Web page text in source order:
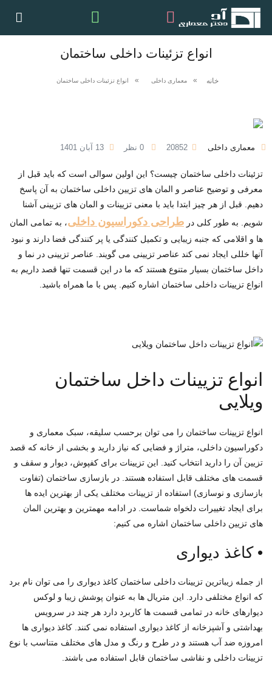
انواع تزئینات داخلی ساختمان
خانه معماری داخلی انواع تزئینات داخلی ساختمان
معماری داخلی 20852 13 آبان 1401
تزئینات داخلی ساختمان چیست؟ این اولین سوالی است که باید قبل از
معرفی و توضیح عناصر و المان های تزیین داخلی ساختمان به آن پاسخ
دهیم. قبل از هر چیز ابتدا باید با معنی تزیینات و المان های تزیینی آشنا
شویم. به طور کلی در طراحی دکوراسیون داخلی، به تمامی المان
ها و اقلامی که جنبه زیبایی و تکمیل کنندگی یا پر کنندگی فضا دارند و نبود
آنها خللی ایجاد نمی کند عناصر تزیینی می گویند. عناصر تزیینی در نما و
داخل ساختمان بسیار متنوع هستند که ما در این قسمت تنها قصد داریم به
انواع تزیینات داخلی ساختمان اشاره کنیم. پس با ما همراه باشید.
انواع تزیینات داخل ساختمان
ویلایی
انواع تزیینات ساختمان را می توان برحسب سلیقه، سبک معماری و
دکوراسیون داخلی، متراژ و فضایی که نیاز دارید و بخشی از خانه که قصد
تزیین آن را دارید انتخاب کنید. این تزیینات برای کفپوش، دیوار و سقف و
قسمت های مختلف قابل استفاده هستند. در بازسازی ساختمان (تفاوت
بازسازی و نوسازی) استفاده از تزیینات مختلف یکی از بهترین ایده ها
برای ایجاد تغییرات دلخواه شماست. در ادامه مهمترین و بهترین المان
های تزیین داخلی ساختمان اشاره می کنیم:
• کاغذ دیواری
از جمله زیباترین تزیینات داخلی ساختمان کاغذ دیواری را می توان نام برد
که انواع مختلفی دارد. این متریال ها به عنوان پوشش زیبا و لوکس
دیوارهای خانه در تمامی قسمت ها کاربرد دارد هر چند در سرویس
بهداشتی و آشپزخانه از کاغذ دیواری استفاده نمی کنند. کاغذ دیواری ها
امروزه ضد آب هستند و در طرح و رنگ و مدل های مختلف متناسب با نوع
تزیینات داخلی و نقاشی ساختمان قابل استفاده می باشند.